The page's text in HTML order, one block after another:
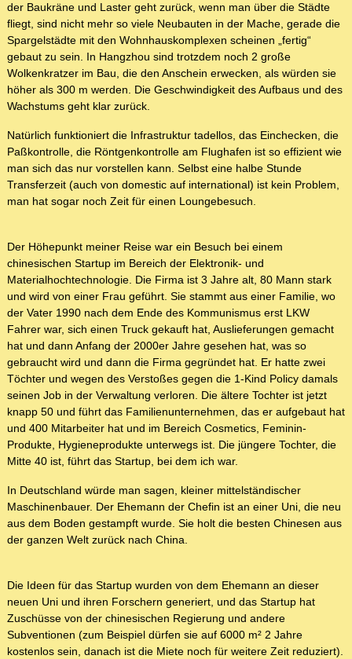
der Baukräne und Laster geht zurück, wenn man über die Städte
fliegt, sind nicht mehr so viele Neubauten in der Mache, gerade die
Spargelstädte mit den Wohnhauskomplexen scheinen „fertig“
gebaut zu sein. In Hangzhou sind trotzdem noch 2 große
Wolkenkratzer im Bau, die den Anschein erwecken, als würden sie
höher als 300 m werden. Die Geschwindigkeit des Aufbaus und des
Wachstums geht klar zurück.
Natürlich funktioniert die Infrastruktur tadellos, das Einchecken, die
Paßkontrolle, die Röntgenkontrolle am Flughafen ist so effizient wie
man sich das nur vorstellen kann. Selbst eine halbe Stunde
Transferzeit (auch von domestic auf international) ist kein Problem,
man hat sogar noch Zeit für einen Loungebesuch.
Der Höhepunkt meiner Reise war ein Besuch bei einem
chinesischen Startup im Bereich der Elektronik- und
Materialhochtechnologie. Die Firma ist 3 Jahre alt, 80 Mann stark
und wird von einer Frau geführt. Sie stammt aus einer Familie, wo
der Vater 1990 nach dem Ende des Kommunismus erst LKW
Fahrer war, sich einen Truck gekauft hat, Auslieferungen gemacht
hat und dann Anfang der 2000er Jahre gesehen hat, was so
gebraucht wird und dann die Firma gegründet hat. Er hatte zwei
Töchter und wegen des Verstoßes gegen die 1-Kind Policy damals
seinen Job in der Verwaltung verloren. Die ältere Tochter ist jetzt
knapp 50 und führt das Familienunternehmen, das er aufgebaut hat
und 400 Mitarbeiter hat und im Bereich Cosmetics, Feminin-
Produkte, Hygieneprodukte unterwegs ist. Die jüngere Tochter, die
Mitte 40 ist, führt das Startup, bei dem ich war.
In Deutschland würde man sagen, kleiner mittelständischer
Maschinenbauer. Der Ehemann der Chefin ist an einer Uni, die neu
aus dem Boden gestampft wurde. Sie holt die besten Chinesen aus
der ganzen Welt zurück nach China.
Die Ideen für das Startup wurden von dem Ehemann an dieser
neuen Uni und ihren Forschern generiert, und das Startup hat
Zuschüsse von der chinesischen Regierung und andere
Subventionen (zum Beispiel dürfen sie auf 6000 m² 2 Jahre
kostenlos sein, danach ist die Miete noch für weitere Zeit reduziert).